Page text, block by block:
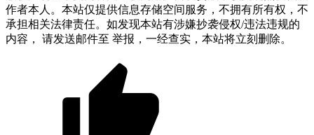
作者本人。本站仅提供信息存储空间服务，不拥有所有权，不
承担相关法律责任。如发现本站有涉嫌抄袭侵权/违法违规的
内容， 请发送邮件至 举报，一经查实，本站将立刻删除。